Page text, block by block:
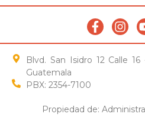
Blvd. San Isidro 12 Calle
Guatemala
PBX: 2354-7100
Propiedad de: